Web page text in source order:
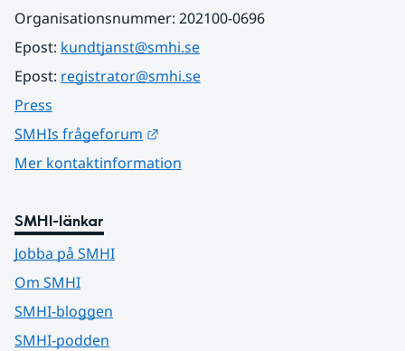
Organisationsnummer: 202100-0696
Epost: kundtjanst@smhi.se
Epost: registrator@smhi.se
Press
SMHIs frågeforum
Mer kontaktinformation
SMHI-länkar
Jobba på SMHI
Om SMHI
SMHI-bloggen
SMHI-podden